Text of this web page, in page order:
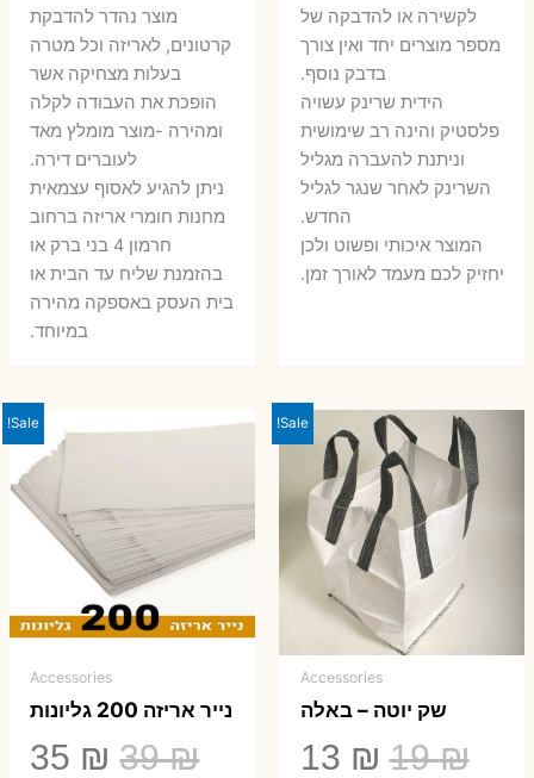
לקשירה או להדבקה של
מספר מוצרים יחד ואין צורך
בדבק נוסף.
הידית שרינק עשויה
פלסטיק והינה רב שימושית
וניתנת להעברה מגליל
השרינק לאחר שנגר לגליל
החדש.
המוצר איכותי ופשוט ולכן
יחזיק לכם מעמד לאורך זמן.
מוצר נהדר להדבקת
קרטונים, לאריזה וכל מטרה
בעלות מצחיקה אשר
הופכת את העבודה לקלה
ומהירה -מוצר מומלץ מאד
לעוברים דירה.
ניתן להגיע לאסוף עצמאית
מחנות חומרי אריזה ברחוב
חרמון 4 בני ברק או
בהזמנת שליח עד הבית או
בית העסק באספקה מהירה
במיוחד.
Sale!
Accessories
שק יוטה – באלה
19₪
המחיר
13 ₪
Sale!
Accessories
נייר אריזה 200 גליונות
39₪
המחיר
35 ₪